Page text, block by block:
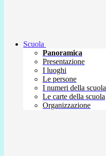
Scuola
Panoramica
Presentazione
I luoghi
Le persone
I numeri della scuola
Le carte della scuola
Organizzazione